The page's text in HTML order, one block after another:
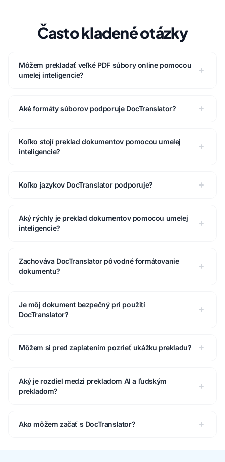
Často kladené otázky
Môžem prekladať veľké PDF súbory online pomocou
umelej inteligencie?
Aké formáty súborov podporuje DocTranslator?
Koľko stojí preklad dokumentov pomocou umelej
inteligencie?
Koľko jazykov DocTranslator podporuje?
Aký rýchly je preklad dokumentov pomocou umelej
inteligencie?
Zachováva DocTranslator pôvodné formátovanie
dokumentu?
Je môj dokument bezpečný pri použití
DocTranslator?
Môžem si pred zaplatením pozrieť ukážku prekladu?
Aký je rozdiel medzi prekladom AI a ľudským
prekladom?
Ako môžem začať s DocTranslator?